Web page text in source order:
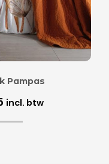
Pampas
incl. btw